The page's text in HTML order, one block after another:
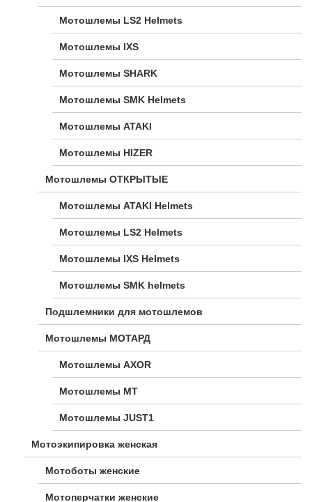
Мотошлемы LS2 Helmets
Мотошлемы IXS
Мотошлемы SHARK
Мотошлемы SMK Helmets
Мотошлемы ATAKI
Мотошлемы HIZER
Мотошлемы ОТКРЫТЫЕ
Мотошлемы ATAKI Helmets
Мотошлемы LS2 Helmets
Мотошлемы IXS Helmets
Мотошлемы SMK helmets
Подшлемники для мотошлемов
Мотошлемы МОТАРД
Мотошлемы AXOR
Мотошлемы MT
Мотошлемы JUST1
Мотоэкипировка женская
Мотоботы женские
Мотоперчатки женские